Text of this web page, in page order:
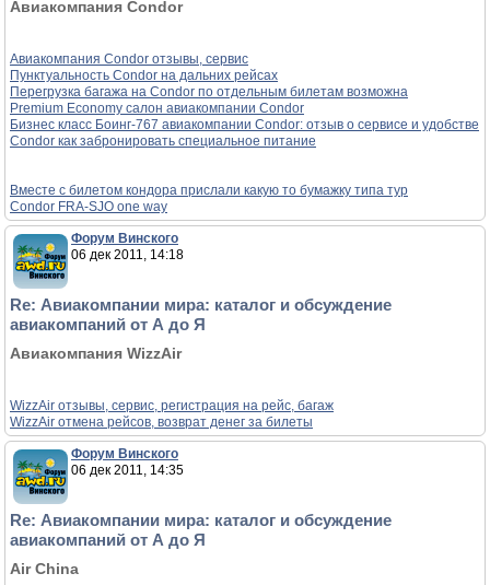
Авиакомпания Condor
Авиакомпания Condor отзывы, сервис
Пунктуальность Condor на дальних рейсах
Перегрузка багажа на Condor по отдельным билетам возможна
Premium Economy салон авиакомпании Condor
Бизнес класс Боинг-767 авиакомпании Condor: отзыв о сервисе и удобстве
Condor как забронировать специальное питание
Вместе с билетом кондора прислали какую то бумажку типа тур
Condor FRA-SJO one way
Форум Винского
06 дек 2011, 14:18
Re: Авиакомпании мира: каталог и обсуждение
авиакомпаний от А до Я
Авиакомпания WizzAir
WizzAir отзывы, сервис, регистрация на рейс, багаж
WizzAir отмена рейсов, возврат денег за билеты
Форум Винского
06 дек 2011, 14:35
Re: Авиакомпании мира: каталог и обсуждение
авиакомпаний от А до Я
Air China